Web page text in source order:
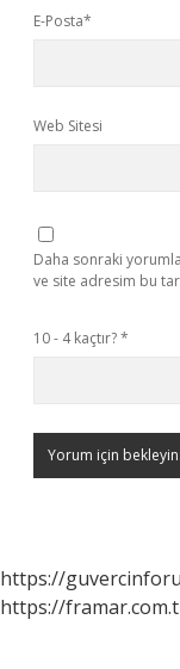
E-Posta*
Web Sitesi
Daha sonraki
ve site adresim bu
10 - 4 kaçtır?*
https://
https://